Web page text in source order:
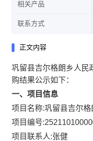
相关产品
联系方式
正文内容
巩留县吉尔格朗乡人民
购结果公示如下：
一、项目信息
项目名称:巩留县吉尔
项目编号:
项目联系人:张健